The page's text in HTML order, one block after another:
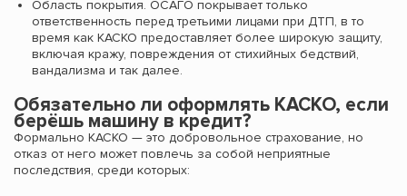
Область покрытия. ОСАГО покрывает только
ответственность перед третьими лицами при ДТП, в то
время как КАСКО предоставляет более широкую защиту,
включая кражу, повреждения от стихийных бедствий,
вандализма и так далее.
Обязательно ли оформлять КАСКО, если
берёшь машину в кредит?
Формально КАСКО — это добровольное страхование, но
отказ от него может повлечь за собой неприятные
последствия, среди которых: